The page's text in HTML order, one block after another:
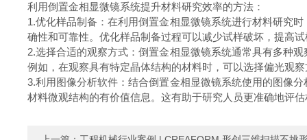
利用倒置金相显微镜系统提升材料研究效率的方法：
1.优化样品制备：在利用倒置金相显微镜系统进行材料研究
确性和可靠性。优化样品制备过程可以减少试样破坏，提高
2.选择合适的观察方式：倒置金相显微镜系统通常具有多种
例如，在观察具有特定晶体结构的材料时，可以选择偏光观
3.利用图像分析软件：结合倒置金相显微镜系统使用的图像
材料微观结构的有价值信息。这有助于研究人员更准确地评